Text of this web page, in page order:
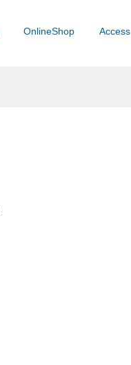
OnlineShop Access